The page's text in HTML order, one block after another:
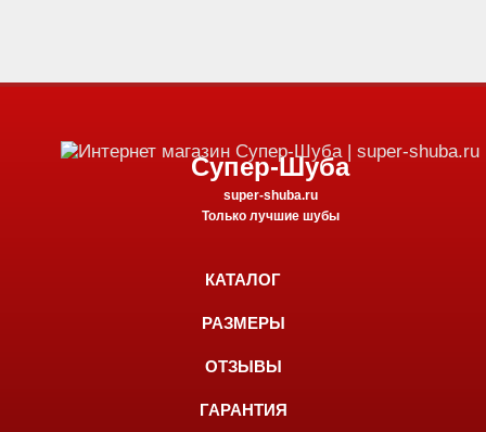
Супер-Шуба
super-shuba.ru
Только лучшие шубы
КАТАЛОГ
РАЗМЕРЫ
ОТЗЫВЫ
ГАРАНТИЯ